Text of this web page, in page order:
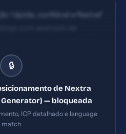
'rápida, confiável e flexível'
com temas
🔒
de Nextra
— bloqueada
ICP detalhado e language
match